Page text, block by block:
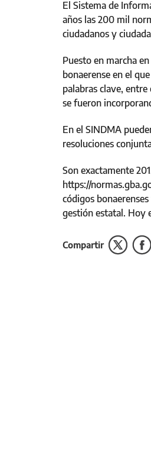
El Sistema de
años las 200 mil
ciudadanos y
Puesto en marcha
bonaerense en el
palabras clave,
se fueron
En el SINDMA
resoluciones
Son exactamente
https://
códigos
gestión estatal. Hoy
Compartir